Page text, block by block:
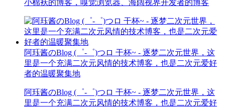
小棉袄的博客，嗅觉浏览器、海阔视界开发者的博客
阿珏酱のBlog (゜-゜)つロ 干杯~ - 逐梦二次元世界，这
里是一个充满二次元风情的技术博客，也是二次元爱好
者的温暖聚集地
阿珏酱のBlog (゜-゜)つロ 干杯~ - 逐梦二次元世界，这
里是一个充满二次元风情的技术博客，也是二次元爱好